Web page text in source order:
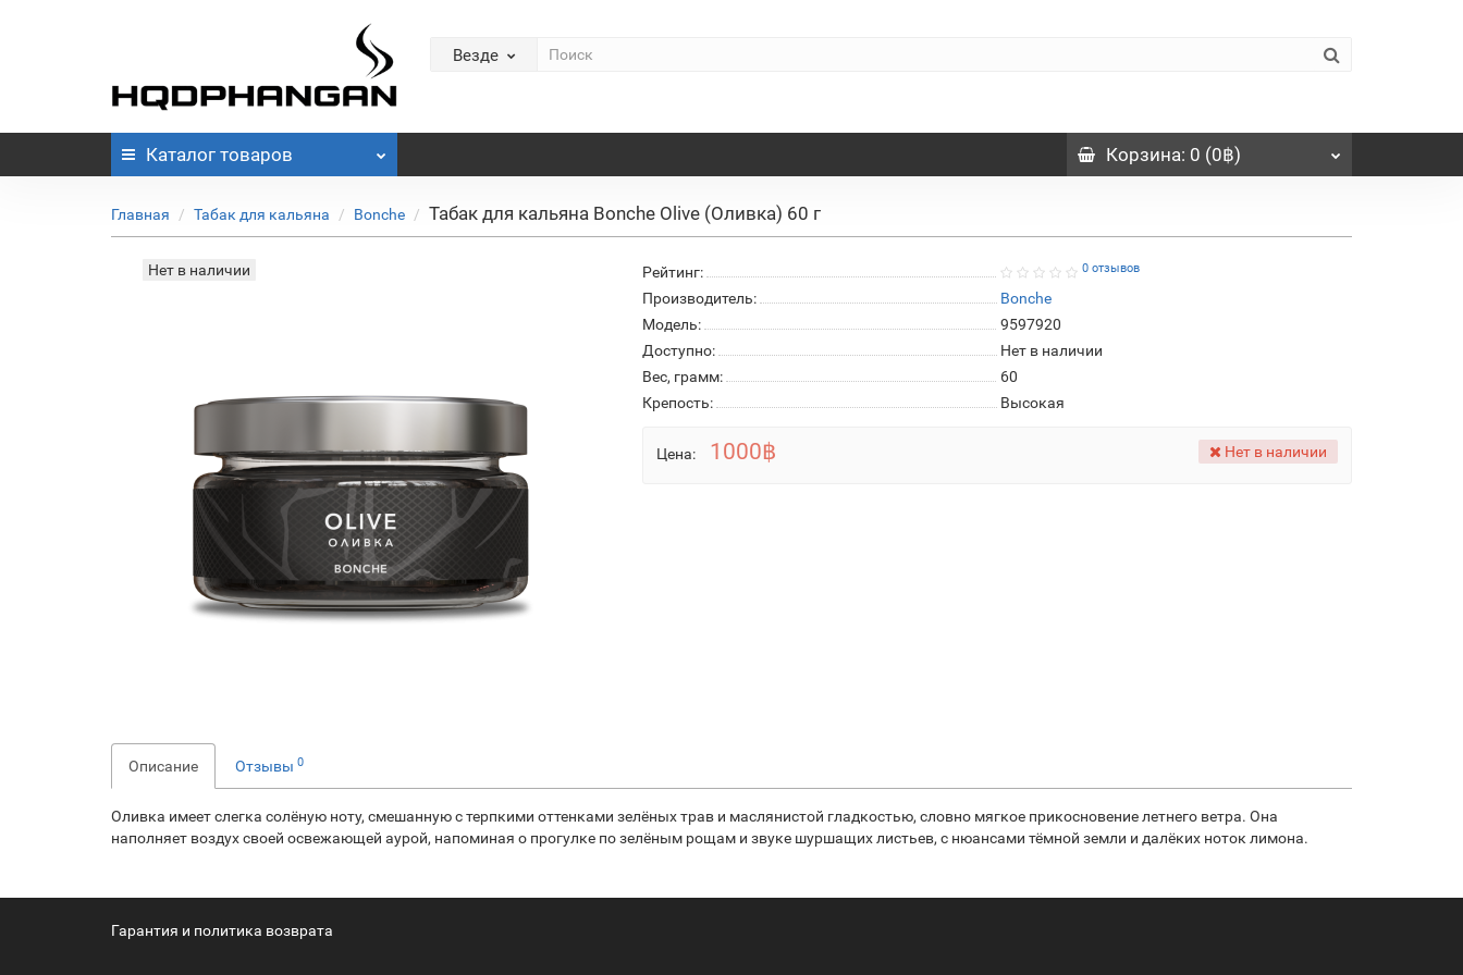
Везде
Каталог товаров Корзина: 0 (0฿)
Главная Табак для кальяна Bonche Табак для кальяна Bonche Olive (Оливка) 60 г
Нет в наличии Рейтинг: 0 отзывов
Производитель:
Bonche
Модель:
9597920
Доступно:
Нет в наличии
Вес, грамм:
60
Крепость:
Высокая
Цена: 1000฿ Нет в наличии
Описание Отзывы 0
Оливка имеет слегка солёную ноту, смешанную с терпкими оттенками зелёных трав и маслянистой гладкостью, словно мягкое прикосновение летнего ветра. Она
наполняет воздух своей освежающей аурой, напоминая о прогулке по зелёным рощам и звуке шуршащих листьев, с нюансами тёмной земли и далёких ноток лимона.
Гарантия и политика возврата